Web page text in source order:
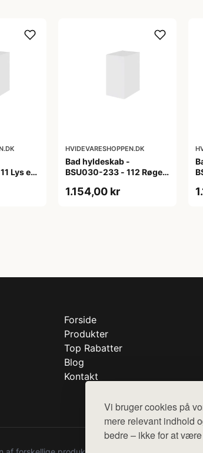
Vi bruger cookies på
mere relevant indhold
bedre – ikke for at
Lys eg
HVIDEVARESHOPPEN.DK
Bad hyldeskab -
BSU030-233 - 112 Røget
1.154,00 kr
Forside
Produkter
Top Rabatter
Blog
Kontakt